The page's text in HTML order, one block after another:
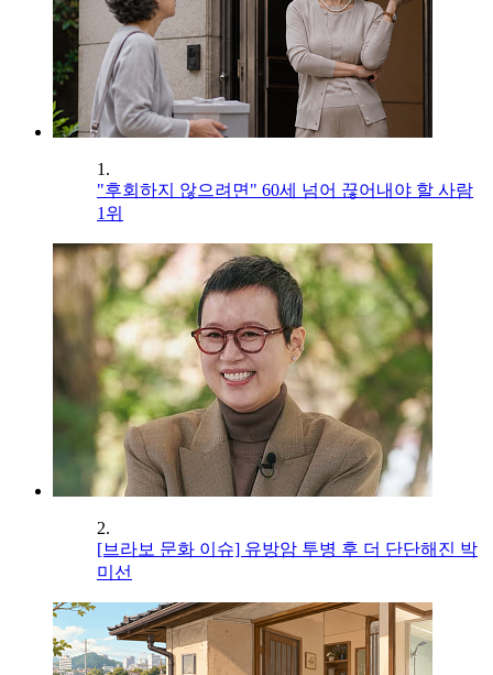
1.
"후회하지 않으려면" 60세 넘어 끊어내야 할 사람
1위
2.
[브라보 문화 이슈] 유방암 투병 후 더 단단해진 박
미선